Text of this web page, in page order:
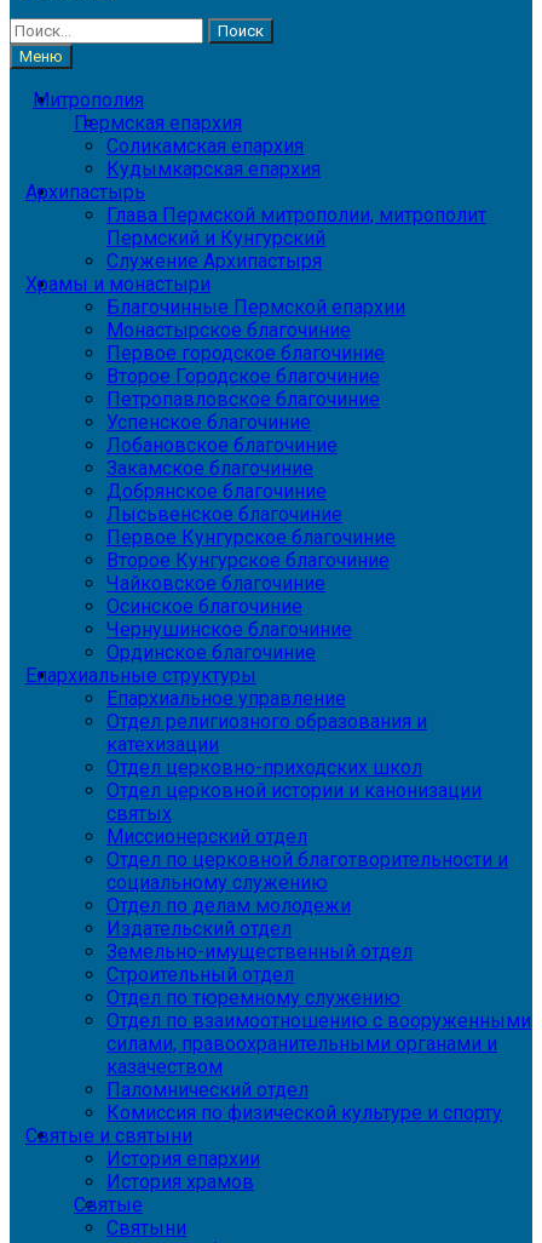
Найти:
Меню
Митрополия
Пермская епархия
Соликамская епархия
Кудымкарская епархия
Архипастырь
Глава Пермской митрополии, митрополит
Пермский и Кунгурский
Служение Архипастыря
Храмы и монастыри
Благочинные Пермской епархии
Монастырское благочиние
Первое городское благочиние
Второе Городское благочиние
Петропавловское благочиние
Успенское благочиние
Лобановское благочиние
Закамское благочиние
Добрянское благочиние
Лысьвенское благочиние
Первое Кунгурское благочиние
Второе Кунгурское благочиние
Чайковское благочиние
Осинское благочиние
Чернушинское благочиние
Ординское благочиние
Епархиальные структуры
Епархиальное управление
Отдел религиозного образования и
катехизации
Отдел церковно-приходских школ
Отдел церковной истории и канонизации
святых
Миссионерский отдел
Отдел по церковной благотворительности и
социальному служению
Отдел по делам молодежи
Издательский отдел
Земельно-имущественный отдел
Строительный отдел
Отдел по тюремному служению
Отдел по взаимоотношению с вооруженными
силами, правоохранительными органами и
казачеством
Паломнический отдел
Комиссия по физической культуре и спорту
Святые и святыни
История епархии
История храмов
Святые
Святыни